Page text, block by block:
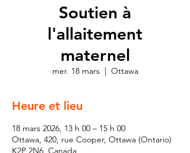
Soutien à
l'allaitement
maternel
mer. 18 mars
  |
Ottawa
Heure et lieu
18 mars 2026, 13 h 00 – 15 h 00
Ottawa, 420, rue Cooper, Ottawa (Ontario)
K2P 2N6, Canada